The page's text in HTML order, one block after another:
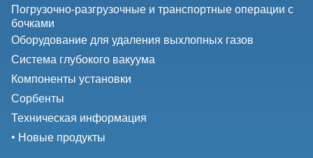
Погрузочно-разгрузочные и транспортные операции с
бочками
Оборудование для удаления выхлопных газов
Система глубокого вакуума
Компоненты установки
Сорбенты
Техническая информация
• Новые продукты